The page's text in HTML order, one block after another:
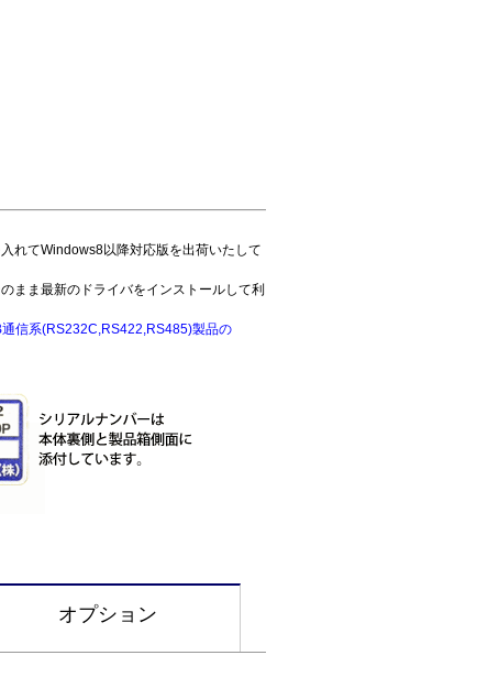
れてWindows8以降対応版を出荷いたして
まま最新のドライバをインストールして利
通信系(RS232C,RS422,RS485)製品の
オプション